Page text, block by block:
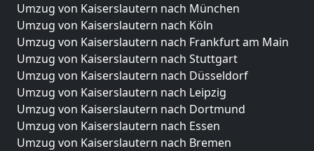
Umzug von Kaiserslautern nach München
Umzug von Kaiserslautern nach Köln
Umzug von Kaiserslautern nach Frankfurt am Main
Umzug von Kaiserslautern nach Stuttgart
Umzug von Kaiserslautern nach Düsseldorf
Umzug von Kaiserslautern nach Leipzig
Umzug von Kaiserslautern nach Dortmund
Umzug von Kaiserslautern nach Essen
Umzug von Kaiserslautern nach Bremen